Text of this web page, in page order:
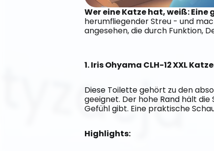
Wer eine Katze hat, weiß:
herumfliegender Streu - und
angesehen, die durch Funktion,
1. Iris Ohyama CLH-12 XXL
Diese Toilette gehört zu den
geeignet. Der hohe Rand hält
Gefühl gibt. Eine praktische
Highlights: